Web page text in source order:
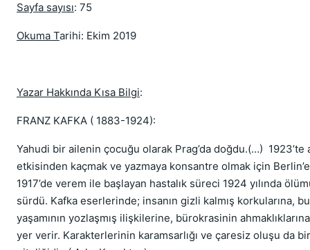
Sayfa sayısı: 75
Okuma Tarihi: Ekim 2019
Yazar Hakkında Kısa Bilgi:
FRANZ KAFKA ( 1883-1924):
Yahudi bir ailenin çocuğu olarak Prag’da doğdu.(…) 1923’te
etkisinden kaçmak ve yazmaya konsantre olmak için Berlin’e
1917’de verem ile başlayan hastalık süreci 1924 yılında
sürdü. Kafka eserlerinde; insanın gizli kalmış korkularına,
yaşamının yozlaşmış ilişkilerine, bürokrasinin ahmaklıklarına
yer verir. Karakterlerinin karamsarlığı ve çaresiz oluşu da